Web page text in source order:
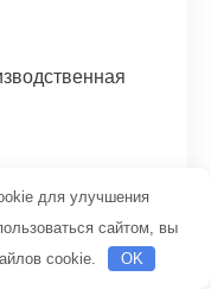
для улучшения
сайтом, вы
cookie.
OK